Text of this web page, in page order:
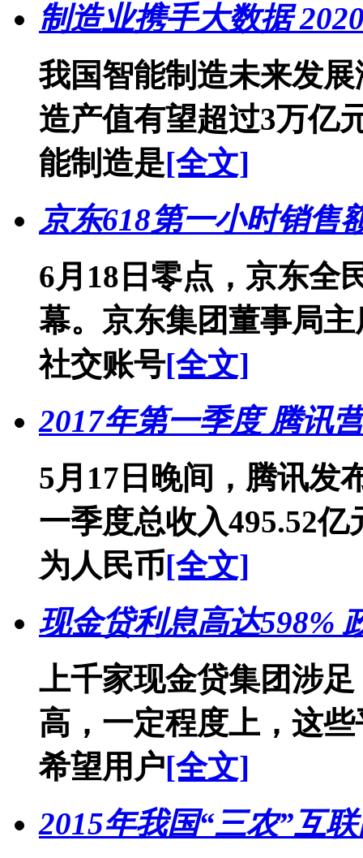
制造业携手大数据
我国智能制造未来发
造产值有望超过3万亿
能制造是[全文]
京东618第一小时销售
6月18日零点，京东全
幕。京东集团董事局
社交账号[全文]
2017年第一季度 腾讯
5月17日晚间，腾讯发
一季度总收入495.52
为人民币[全文]
现金贷利息高达598%
上千家现金贷集团涉
高，一定程度上，这
希望用户[全文]
2015年我国“三农”互